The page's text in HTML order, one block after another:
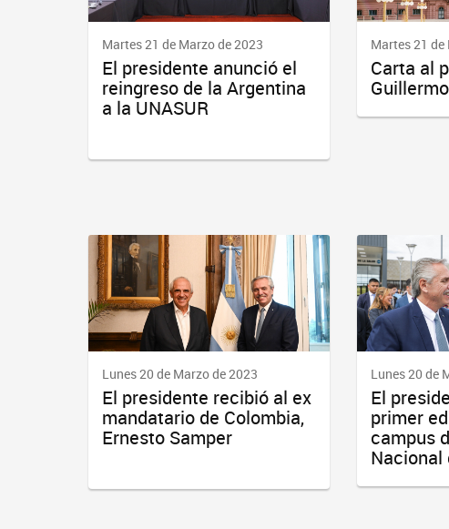
Martes 21 de Marzo de 2023
El presidente anunció el
reingreso de la Argentina
a la UNASUR
Martes 21 de
Carta al
Lunes 20 de Marzo de 2023
El presidente recibió al ex
mandatario de Colombia,
Ernesto Samper
Lunes 20 de
El
primer
campus
Nacional